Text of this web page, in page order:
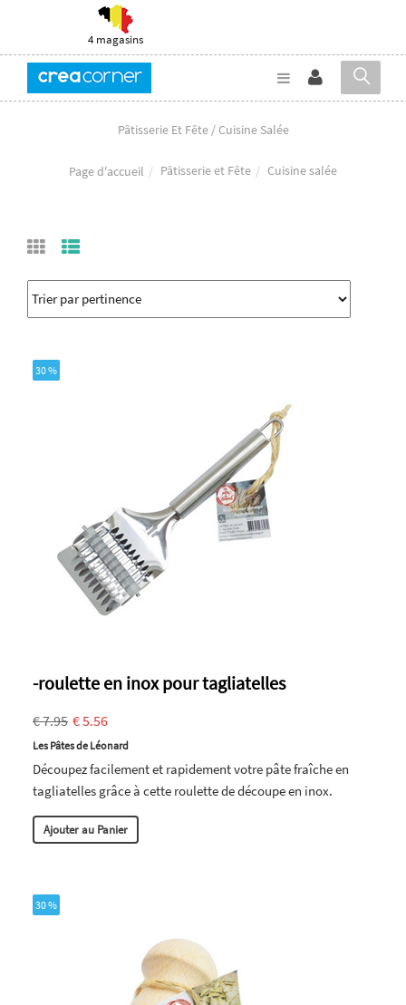
4 magasins
Pâtisserie Et Fête / Cuisine Salée
Page d'accueil Pâtisserie et Fête Cuisine salée
30 %
-roulette en inox pour tagliatelles
€ 7.95 € 5.56
Les Pâtes de Léonard
Découpez facilement et rapidement votre pâte fraîche en
tagliatelles grâce à cette roulette de découpe en inox.
Ajouter au Panier
30 %